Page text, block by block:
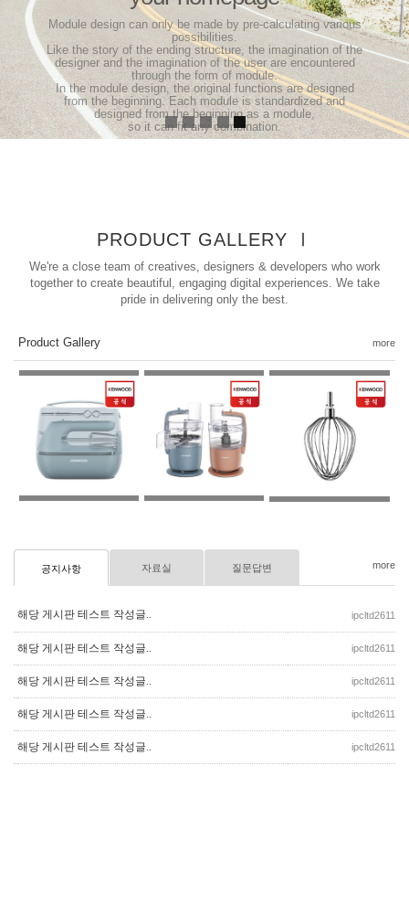
possibilities.
Like the story of the ending structure, the imagination of the
designer and the imagination of the user are encountered
through the form of module.
In the module design, the original functions are designed
from the beginning. Each module is standardized and
designed from the beginning as a module,
so it can fit any combination.
Click more
PRODUCT GALLERY Ⅰ
We're a close team of creatives, designers & developers who work
together to create beautiful, engaging digital experiences. We take
pride in delivering only the best.
Product Gallery more
공지사항 자료실 질문답변 more
해당 게시판 테스트 작성글.. ipcltd2611
해당 게시판 테스트 작성글.. ipcltd2611
해당 게시판 테스트 작성글.. ipcltd2611
해당 게시판 테스트 작성글.. ipcltd2611
해당 게시판 테스트 작성글.. ipcltd2611